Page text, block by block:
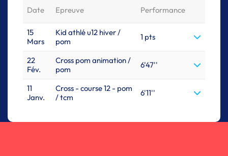
Date Epreuve Performance
15
Mars
Kid athlé u12 hiver /
pom
1 pts
22
Fév.
Cross pom animation /
pom
6'47''
11
Janv.
Cross - course 12 - pom
/ tcm
6'11''